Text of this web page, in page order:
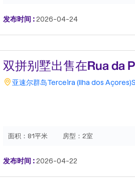
发布时间 :2026-04-24
双拼别墅出售在Rua da
亚速尔群岛Terceira (Ilha dos Açores)
面积：81平米 房型：2室
发布时间 :2026-04-22